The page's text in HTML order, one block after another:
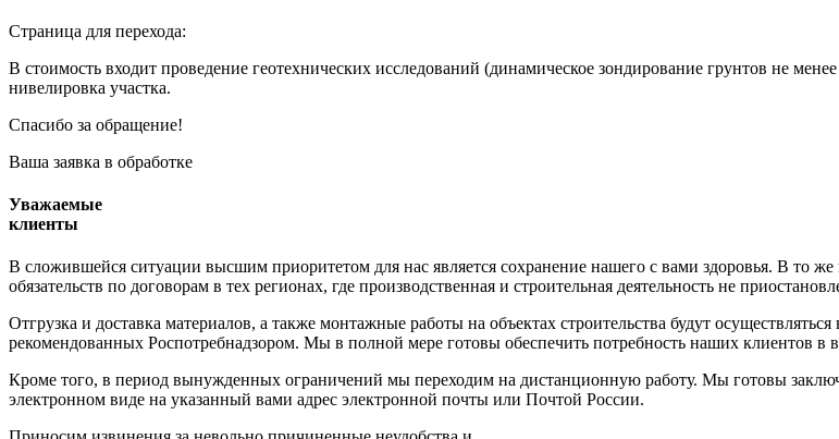
Страница для перехода:
В стоимость входит проведение геотехнических исследований (динамическое зондирование грунтов не
нивелировка участка.
Спасибо за обращение!
Ваша заявка в обработке
Уважаемые
клиенты
В сложившейся ситуации высшим приоритетом для нас является сохранение нашего с вами здоровья. В то
обязательств по договорам в тех регионах, где производственная и строительная деятельность не
Отгрузка и доставка материалов, а также монтажные работы на объектах строительства будут
рекомендованных Роспотребнадзором. Мы в полной мере готовы обеспечить потребность наших клиентов в
Кроме того, в период вынужденных ограничений мы переходим на дистанционную работу. Мы готовы
электронном виде на указанный вами адрес электронной почты или Почтой России.